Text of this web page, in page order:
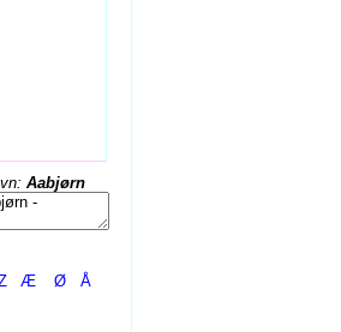
Aabjørn
Æ Ø Å